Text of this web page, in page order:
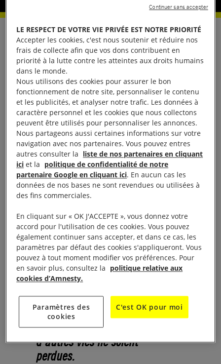
Protégez le droit à
la vie et à la justice
au Tchad
Les affrontements meurtriers
entre éleveurs et agriculteurs
se multiplient au Tchad. Des
familles sont décimées, des
villages sont incendiés et
des dizaines de milliers de
personnes vivent aujourd’hui
dans la peur et des
conditions difficiles. Le
gouvernement tchadien doit
agir maintenant pour mettre
fin à ces violences, protéger
les civils et garantir justice
aux victimes. Signez cette
pétition pour demander des
mesures urgentes avant que
d’autres vies ne soient
perdues.
LE RESPECT DE VOTRE VIE PRIVÉE EST NOTRE PRIORITÉ
Accepter les cookies, c'est nous soutenir et réduire nos
frais de collecte afin que vos dons contribuent en
priorité à la lutte contre les atteintes aux droits humains
dans le monde.
Nous utilisons des cookies pour assurer le bon
fonctionnement de notre site, personnaliser le contenu
et les publicités, et analyser notre trafic. Les données à
caractère personnel et les cookies que nous collectons
peuvent être utilisés pour personnaliser les annonces.
Nous partageons aussi certaines informations sur votre
navigation avec nos partenaires. Vous pouvez entres
autres consulter la liste de nos partenaires en cliquant
ici et la politique de confidentialité de notre
partenaire Google en cliquant ici. En aucun cas les
données de nos bases ne sont revendues ou utilisées à
des fins commerciales.
En cliquant sur « OK J'ACCEPTE », vous donnez votre
accord pour l'utilisation de ces cookies. Vous pouvez
également continuer sans accepter, et dans ce cas, les
paramètres par défaut des cookies s'appliqueront. Vous
pouvez à tout moment modifier vos préférences. Pour
en savoir plus, consultez la politique relative aux
cookies d’Amnesty.
Paramètres des
cookies
C'est OK pour moi
Continuer sans accepter